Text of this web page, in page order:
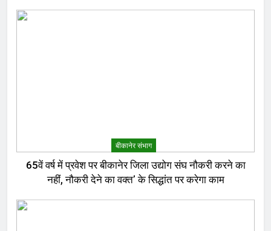
बीकानेर संभाग
65वें वर्ष में प्रवेश पर बीकानेर जिला उद्योग संघ नौकरी करने का
नहीं, नौकरी देने का वक्त’ के सिद्धांत पर करेगा काम